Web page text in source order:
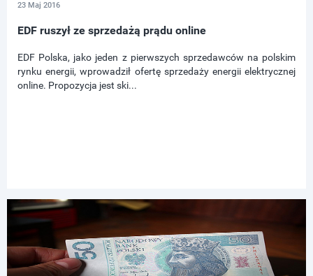
23 Maj 2016
EDF ruszył ze sprzedażą prądu online
EDF Polska, jako jeden z pierwszych sprzedawców na polskim
rynku energii, wprowadził ofertę sprzedaży energii elektrycznej
online. Propozycja jest ski...